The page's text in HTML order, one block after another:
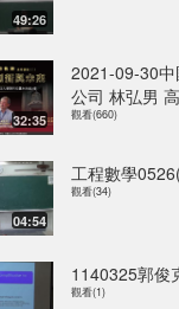
49:26
32:35
2021-09-30
公司 林弘男
觀看(660)
04:54
工程數學
觀看(34)
1140325郭俊
觀看(1)